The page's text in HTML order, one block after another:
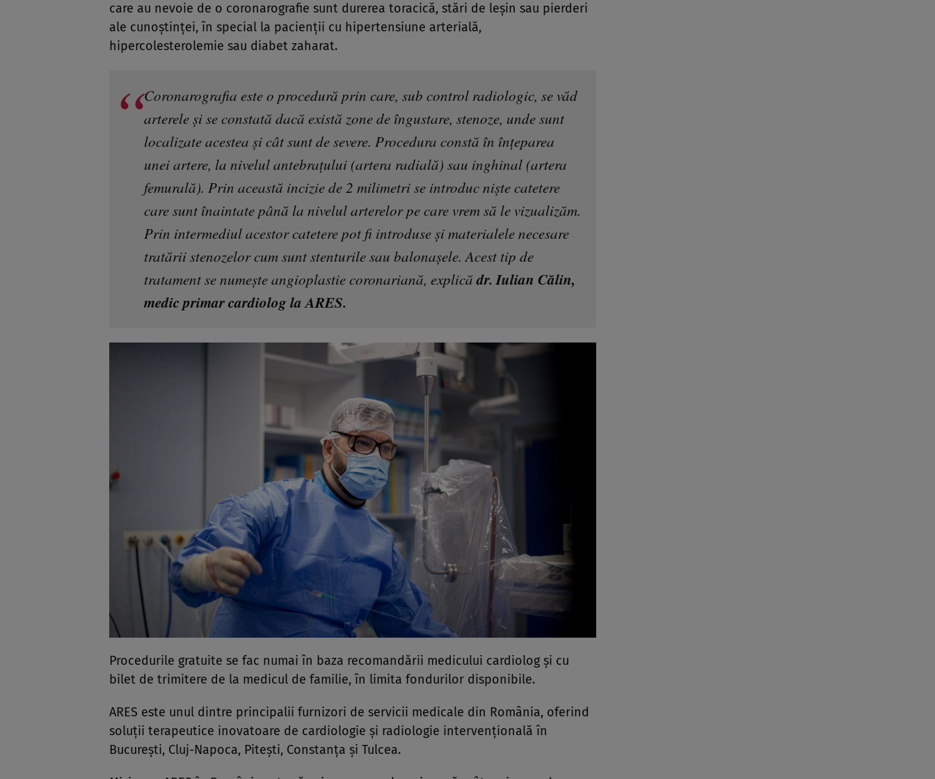
care au nevoie de o coronarografie sunt durerea toracică, stări de leșin sau pierderi
ale cunoștinței, în special la pacienții cu hipertensiune arterială,
hipercolesterolemie sau diabet zaharat.
Coronarografia este o procedură prin care, sub control radiologic, se văd
arterele și se constată dacă există zone de îngustare, stenoze, unde sunt
localizate acestea și cât sunt de severe. Procedura constă în înțeparea
unei artere, la nivelul antebrațului (artera radială) sau inghinal (artera
femurală). Prin această incizie de 2 milimetri se introduc niște catetere
care sunt înaintate până la nivelul arterelor pe care vrem să le vizualizăm.
Prin intermediul acestor catetere pot fi introduse și materialele necesare
tratării stenozelor cum sunt stenturile sau balonașele. Acest tip de
tratament se numește angioplastie coronariană, explicădr. Iulian Călin,
medic primar cardiolog la ARES.
Procedurile gratuite se fac numai în baza recomandării medicului cardiolog și cu
bilet de trimitere de la medicul de familie, în limita fondurilor disponibile.
ARES este unul dintre principalii furnizori de servicii medicale din România, oferind
soluții terapeutice inovatoare de cardiologie și radiologie intervențională în
București, Cluj-Napoca, Pitești, Constanța și Tulcea.